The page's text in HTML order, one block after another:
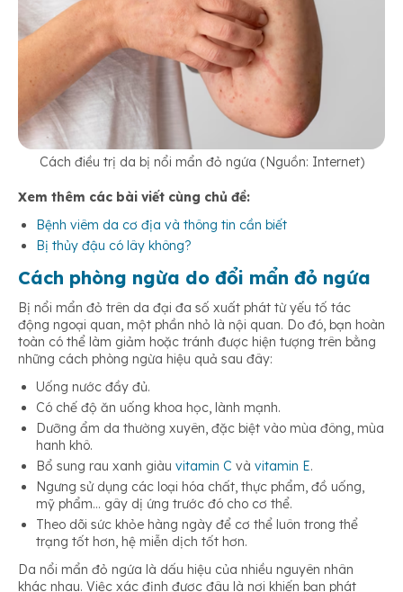
Cách điều trị da bị nổi mẩn đỏ ngứa (Nguồn: Internet)
Xem thêm các bài viết cùng chủ đề:
Bệnh viêm da cơ địa và thông tin cần biết
Bị thủy đậu có lây không?
Cách phòng ngừa do đổi mẩn đỏ ngứa
Bị nổi mẩn đỏ trên da đại đa số xuất phát từ yếu tố tác
động ngoại quan, một phần nhỏ là nội quan. Do đó, bạn hoàn
toàn có thể làm giảm hoặc tránh được hiện tượng trên bằng
những cách phòng ngừa hiệu quả sau đây:
Uống nước đầy đủ.
Có chế độ ăn uống khoa học, lành mạnh.
Dưỡng ẩm da thường xuyên, đặc biệt vào mùa đông, mùa
hanh khô.
Bổ sung rau xanh giàu vitamin C và vitamin E.
Ngưng sử dụng các loại hóa chất, thực phẩm, đồ uống,
mỹ phẩm… gây dị ứng trước đó cho cơ thể.
Theo dõi sức khỏe hàng ngày để cơ thể luôn trong thể
trạng tốt hơn, hệ miễn dịch tốt hơn.
Da nổi mẩn đỏ ngứa là dấu hiệu của nhiều nguyên nhân
khác nhau. Việc xác định được đâu là nơi khiến bạn phát